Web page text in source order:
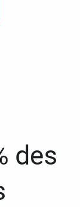
des